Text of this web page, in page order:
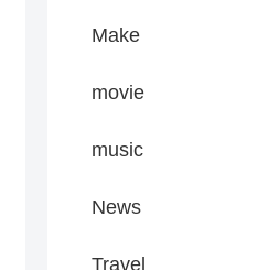
Make
movie
music
News
Travel